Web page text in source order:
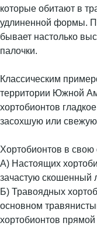
которые обитают в
удлиненной формы.
бывает настолько
палочки.
Классическим
территории Южной
хортобионтов
засохшую или свежую
Хортобионтов в
А) Настоящих
зачастую скошенный
Б) Травоядных
основном
хортобионтов